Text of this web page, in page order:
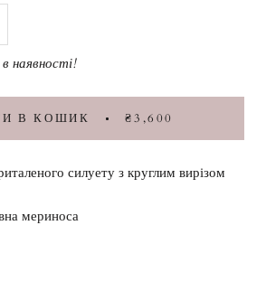
наявності!
В КОШИК ₴3,600
силуету з круглим вирізом
мериноса